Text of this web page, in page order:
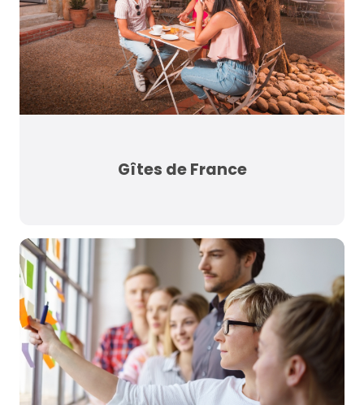
Gîtes de France